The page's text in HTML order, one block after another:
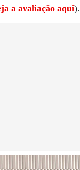
a avaliação aqui).